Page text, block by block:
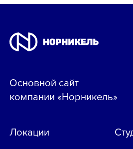
Основной сайт
компании «Норникель»
Локации